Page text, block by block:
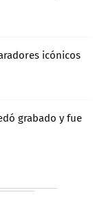
icónicos
grabado y fue